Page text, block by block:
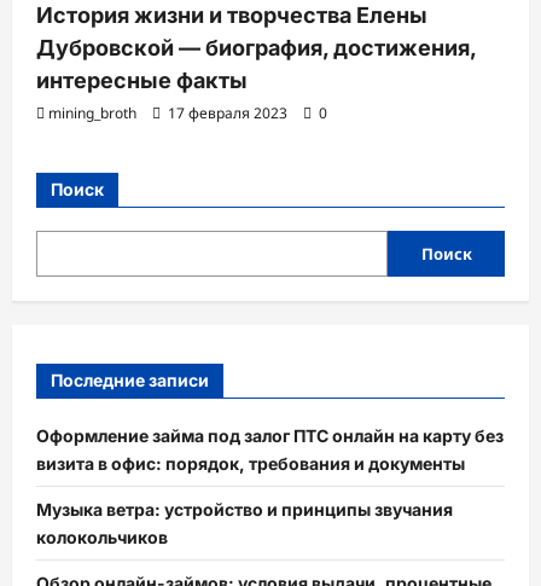
История жизни и творчества Елены
Дубровской — биография, достижения,
интересные факты
mining_broth 17 февраля 2023 0
Поиск
Поиск
Последние записи
Оформление займа под залог ПТС онлайн на карту без
визита в офис: порядок, требования и документы
Музыка ветра: устройство и принципы звучания
колокольчиков